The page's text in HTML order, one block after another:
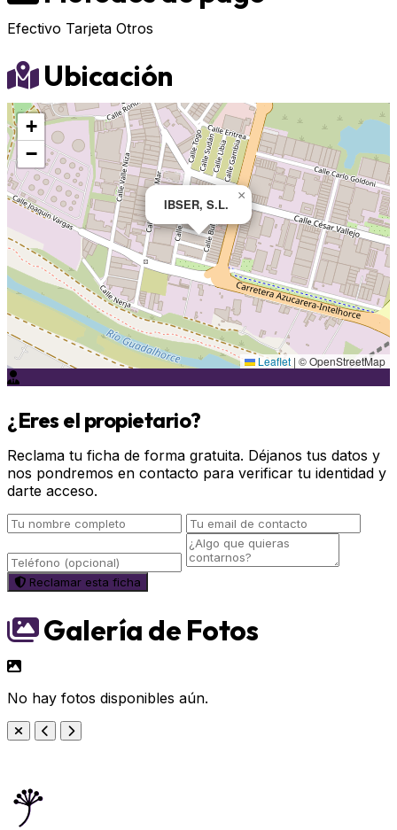
Efectivo Tarjeta Otros
Ubicación
IBSER, S.L.
×
+
−
Leaflet | © OpenStreetMap
¿Eres el propietario?
Reclama tu ficha de forma gratuita. Déjanos tus datos y
nos pondremos en contacto para verificar tu identidad y
darte acceso.
Reclamar esta ficha
Galería de Fotos
No hay fotos disponibles aún.